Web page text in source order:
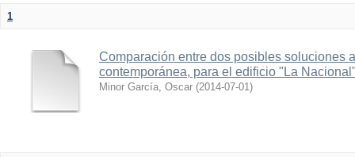
1
Comparación entre dos posibles soluciones
contemporánea, para el edificio "La
Minor García, Oscar (2014-07-01)